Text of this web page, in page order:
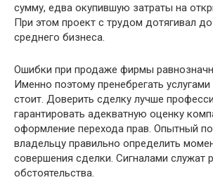
сумму, едва окупившую затраты на
При этом проект с трудом дотягивал до
среднего бизнеса.
Ошибки при продаже фирмы
Именно поэтому пренебрегать
стоит. Доверить сделку лучше
гарантировать адекватную оценку
оформление перехода прав. Опытный
владельцу правильно определить
совершения сделки. Сигналами служат
обстоятельства.